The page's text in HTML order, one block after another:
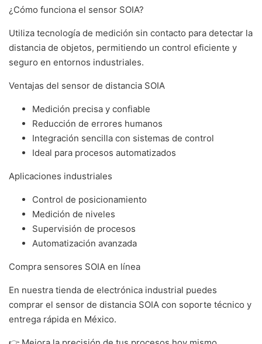
¿Cómo funciona el sensor SOIA?
Utiliza tecnología de medición sin contacto para detectar la
distancia de objetos, permitiendo un control eficiente y
seguro en entornos industriales.
Ventajas del sensor de distancia SOIA
Medición precisa y confiable
Reducción de errores humanos
Integración sencilla con sistemas de control
Ideal para procesos automatizados
Aplicaciones industriales
Control de posicionamiento
Medición de niveles
Supervisión de procesos
Automatización avanzada
Compra sensores SOIA en línea
En nuestra tienda de electrónica industrial puedes
comprar el sensor de distancia SOIA con soporte técnico y
entrega rápida en México.